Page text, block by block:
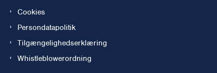
Cookies
Persondatapolitik
Tilgængelighedserklæring
Whistleblowerordning